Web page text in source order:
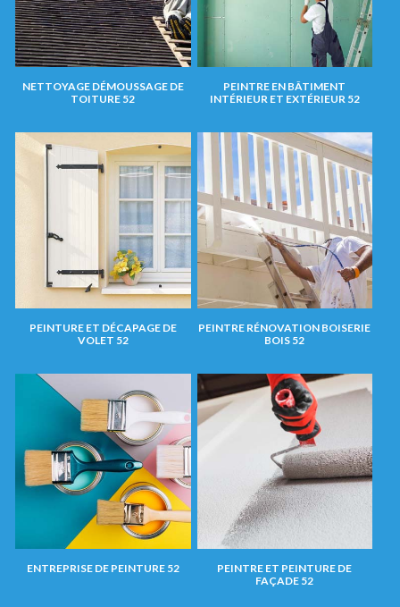
NETTOYAGE DÉMOUSSAGE DE
TOITURE 52
PEINTRE EN BÂTIMENT
INTÉRIEUR ET EXTÉRIEUR 52
PEINTURE ET DÉCAPAGE DE
VOLET 52
PEINTRE RÉNOVATION BOISERIE
BOIS 52
ENTREPRISE DE PEINTURE 52
PEINTRE ET PEINTURE DE
FAÇADE 52